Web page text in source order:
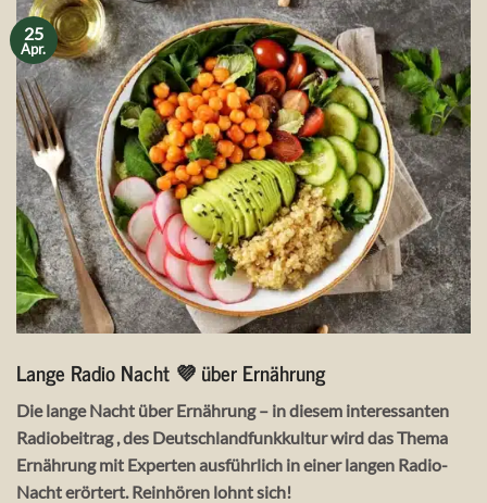
25
Apr.
Lange Radio Nacht 💜 über Ernährung
Die lange Nacht über Ernährung – in diesem interessanten
Radiobeitrag , des Deutschlandfunkkultur wird das Thema
Ernährung mit Experten ausführlich in einer langen Radio-
Nacht erörtert. Reinhören lohnt sich!